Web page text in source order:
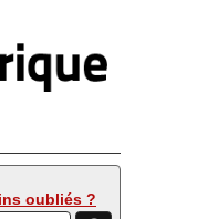
oubliés ?